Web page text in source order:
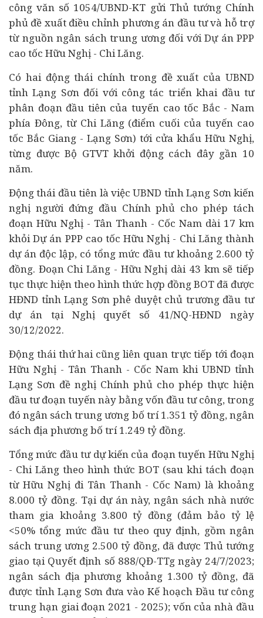
công văn số 1054/UBND-KT gửi Thủ tướng Chính
phủ đề xuất điều chỉnh phương án đầu tư và hỗ trợ
từ nguồn ngân sách trung ương đối với Dự án PPP
cao tốc Hữu Nghị - Chi Lăng.
Có hai động thái chính trong đề xuất của UBND
tỉnh Lạng Sơn đối với công tác triển khai đầu tư
phân đoạn đầu tiên của tuyến cao tốc Bắc - Nam
phía Đông, từ Chi Lăng (điểm cuối của tuyến cao
tốc Bắc Giang - Lạng Sơn) tới cửa khẩu Hữu Nghị,
từng được Bộ GTVT khởi động cách đây gần 10
năm.
Động thái đầu tiên là việc UBND tỉnh Lạng Sơn kiến
nghị người đứng đầu Chính phủ cho phép tách
đoạn Hữu Nghị - Tân Thanh - Cốc Nam dài 17 km
khỏi Dự án PPP cao tốc Hữu Nghị - Chi Lăng thành
dự án độc lập, có tổng mức đầu tư khoảng 2.600 tỷ
đồng. Đoạn Chi Lăng - Hữu Nghị dài 43 km sẽ tiếp
tục thực hiện theo hình thức hợp đồng BOT đã được
HĐND tỉnh Lạng Sơn phê duyệt chủ trương đầu tư
dự án tại Nghị quyết số 41/NQ-HĐND ngày
30/12/2022.
Động thái thứ hai cũng liên quan trực tiếp tới đoạn
Hữu Nghị - Tân Thanh - Cốc Nam khi UBND tỉnh
Lạng Sơn đề nghị Chính phủ cho phép thực hiện
đầu tư đoạn tuyến này bằng vốn đầu tư công, trong
đó ngân sách trung ương bố trí 1.351 tỷ đồng, ngân
sách địa phương bố trí 1.249 tỷ đồng.
Tổng mức đầu tư dự kiến của đoạn tuyến Hữu Nghị
- Chi Lăng theo hình thức BOT (sau khi tách đoạn
từ Hữu Nghị đi Tân Thanh - Cốc Nam) là khoảng
8.000 tỷ đồng. Tại dự án này, ngân sách nhà nước
tham gia khoảng 3.800 tỷ đồng (đảm bảo tỷ lệ
<50% tổng mức đầu tư theo quy định, gồm ngân
sách trung ương 2.500 tỷ đồng, đã được Thủ tướng
giao tại Quyết định số 888/QĐ-TTg ngày 24/7/2023;
ngân sách địa phương khoảng 1.300 tỷ đồng, đã
được tỉnh Lạng Sơn đưa vào Kế hoạch Đầu tư công
trung hạn giai đoạn 2021 - 2025); vốn của nhà đầu